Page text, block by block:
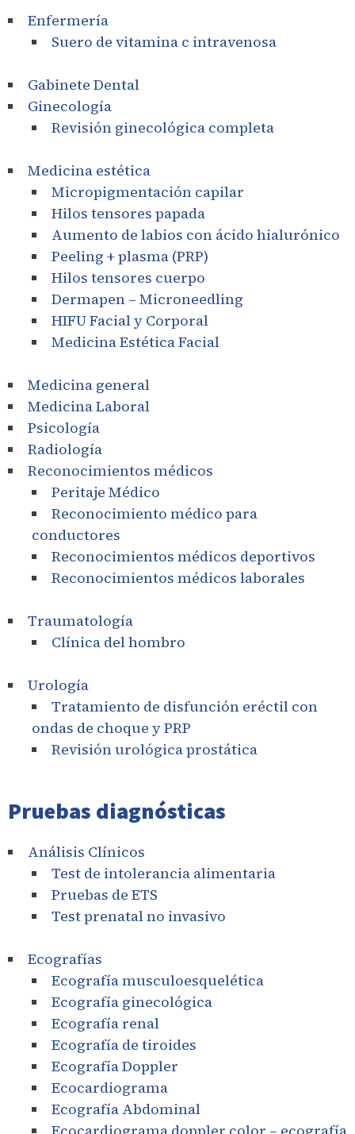
Enfermería
Suero de vitamina c intravenosa
Gabinete Dental
Ginecología
Revisión ginecológica completa
Medicina estética
Micropigmentación capilar
Hilos tensores papada
Aumento de labios con ácido hialurónico
Peeling + plasma (PRP)
Hilos tensores cuerpo
Dermapen – Microneedling
HIFU Facial y Corporal
Medicina Estética Facial
Medicina general
Medicina Laboral
Psicología
Radiología
Reconocimientos médicos
Peritaje Médico
Reconocimiento médico para
conductores
Reconocimientos médicos deportivos
Reconocimientos médicos laborales
Traumatología
Clínica del hombro
Urología
Tratamiento de disfunción eréctil con
ondas de choque y PRP
Revisión urológica prostática
Pruebas diagnósticas
Análisis Clínicos
Test de intolerancia alimentaria
Pruebas de ETS
Test prenatal no invasivo
Ecografías
Ecografía musculoesquelética
Ecografía ginecológica
Ecografía renal
Ecografía de tiroides
Ecografía Doppler
Ecocardiograma
Ecografía Abdominal